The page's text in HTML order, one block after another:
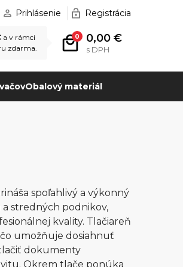
Prihlásenie Registrácia
0 0,00 €
s DPH
a v rámci
zdarma.
Obalový materiál
spoľahlivý a výkonný
stredných podnikov,
kvality. Tlačiareň
umožňuje dosiahnuť
dokumenty
Okrem tlače ponúka